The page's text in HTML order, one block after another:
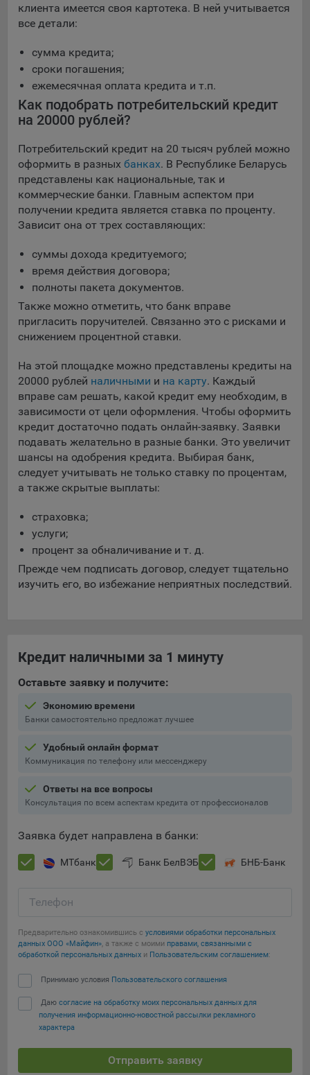
Отключение рекламных cookie-файлы не позволит
принимать меры по совершенствованию работы
осуществлять подбор рекламы, иных рекламных
материалов по наиболее актуальному, подходящему
назначению для каждого конкретного пользователя.
Компании, которым мы поручаем обработку данных для
Яндекса рекламная сеть (Yandex Mobile Ads, ADFOX) -
сервис показа контекстной рекламы. Адрес: Yandex
Europe AG, Werftestrasse 4, CH-6005 Luzern, Switzerland.
предоставляемый компанией Google Ireland Ltd, Gordon
House Barrow Street Dublin 4, D04E5W5 Ireland.
Сохранить мои изменения
Сохранить по умолчанию
клиента имеется своя картотека. В ней учитывается
все детали:
сумма кредита;
сроки погашения;
ежемесячная оплата кредита и т.п.
Как подобрать потребительский кредит
на 20000 рублей?
Потребительский кредит на 20 тысяч рублей можно
оформить в разных банках. В Республике Беларусь
представлены как национальные, так и
коммерческие банки. Главным аспектом при
получении кредита является ставка по проценту.
Зависит она от трех составляющих:
суммы дохода кредитуемого;
время действия договора;
полноты пакета документов.
Также можно отметить, что банк вправе
пригласить поручителей. Связанно это с рисками и
снижением процентной ставки.
На этой площадке можно представлены кредиты на
20000 рублей наличными и на карту. Каждый
вправе сам решать, какой кредит ему необходим, в
зависимости от цели оформления. Чтобы оформить
кредит достаточно подать онлайн-заявку. Заявки
подавать желательно в разные банки. Это увеличит
шансы на одобрения кредита. Выбирая банк,
следует учитывать не только ставку по процентам,
а также скрытые выплаты:
страховка;
услуги;
процент за обналичивание и т. д.
Прежде чем подписать договор, следует тщательно
изучить его, во избежание неприятных последствий.
Кредит наличными за 1 минуту
Оставьте заявку и получите:
Экономию времени
Банки самостоятельно предложат лучшее
Удобный онлайн формат
Коммуникация по телефону или мессенджеру
Ответы на все вопросы
Консультация по всем аспектам кредита от профессионалов
Заявка будет направлена в банки:
МТбанк Банк БелВЭБ БНБ-Банк
Телефон
Предварительно ознакомившись с условиями обработки персональных
данных ООО «Майфин», а также с моими правами, связанными с
обработкой персональных данных и Пользовательским соглашением:
Принимаю условия Пользовательского соглашения
Даю согласие на обработку моих персональных данных для
получения информационно-новостной рассылки рекламного
характера
Отправить заявку